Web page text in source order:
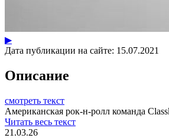
▶
Дата публикации на сайте: 15.07.2021
Описание
смотреть текст
Американская рок-н-ролл команда
Читать весь текст
21.03.26